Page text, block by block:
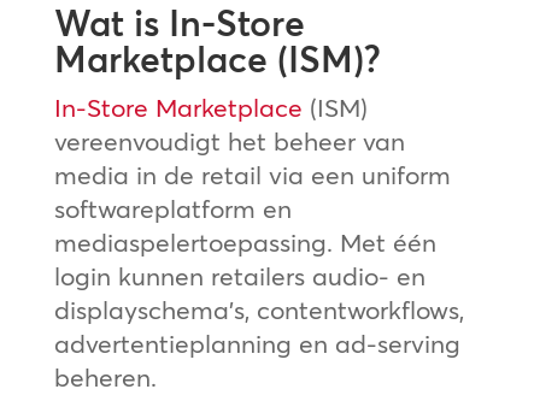
Wat is In-Store
Marketplace (ISM)?
In-Store Marketplace (ISM)
vereenvoudigt het beheer van
media in de retail via een uniform
softwareplatform en
mediaspelertoepassing. Met één
login kunnen retailers audio- en
displayschema’s, contentworkflows,
advertentieplanning en ad-serving
beheren.